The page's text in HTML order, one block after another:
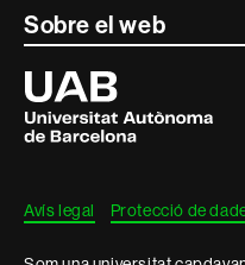
Sobre el web
Universitat
Autònoma
de
Barcelona
Avís legal Protecció de